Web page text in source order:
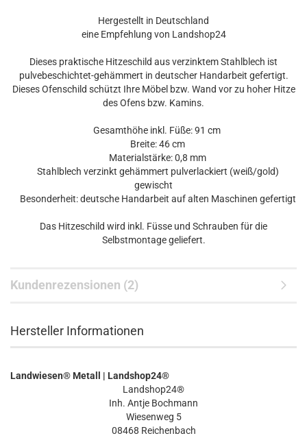
Hergestellt in Deutschland
eine Empfehlung von Landshop24
Dieses praktische Hitzeschild aus verzinktem Stahlblech ist
pulvebeschichtet-gehämmert in deutscher Handarbeit gefertigt.
Dieses Ofenschild schützt Ihre Möbel bzw. Wand vor zu hoher Hitze
des Ofens bzw. Kamins.
Gesamthöhe inkl. Füße: 91 cm
Breite: 46 cm
Materialstärke: 0,8 mm
Stahlblech verzinkt gehämmert pulverlackiert (weiß/gold)
gewischt
Besonderheit: deutsche Handarbeit auf alten Maschinen gefertigt
Das Hitzeschild wird inkl. Füsse und Schrauben für die
Selbstmontage geliefert.
Kundenrezensionen (2)
Hersteller Informationen
Landwiesen® Metall | Landshop24®
Landshop24®
Inh. Antje Bochmann
Wiesenweg 5
08468 Reichenbach